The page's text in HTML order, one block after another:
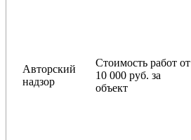
Авторский
надзор
Стоимость работ от
10 000 руб. за
объект